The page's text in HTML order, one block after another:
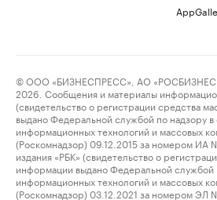
© ООО «БИЗНЕСПРЕСС», АО
2026. Сообщения и материалы
(свидетельство о регистрации средства
выдано Федеральной службой по надзору в
информационных технологий и массовых
(Роскомнадзор) 09.12.2015 за номером ИА
издания «РБК» (свидетельство о
информации выдано Федеральной службой
информационных технологий и массовых
(Роскомнадзор) 03.12.2021 за номером